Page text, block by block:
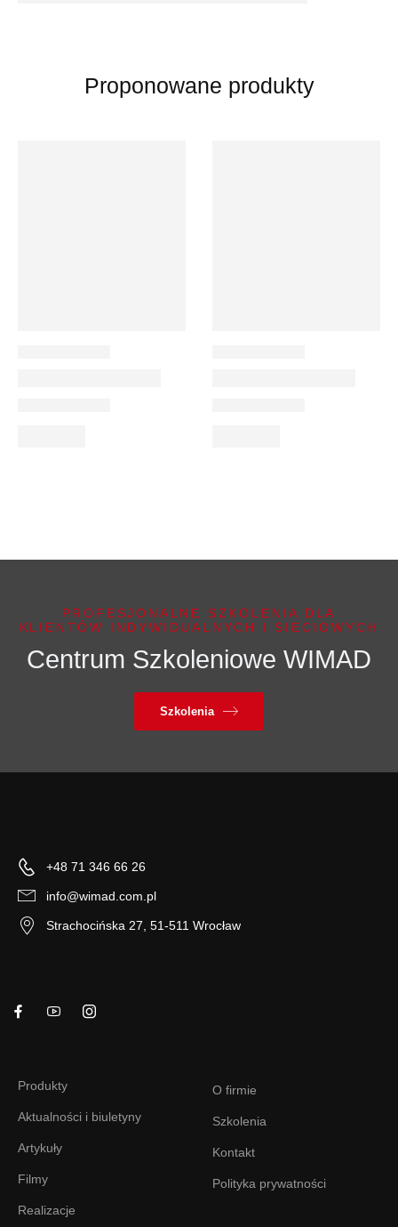
Proponowane produkty
PROFESJONALNE SZKOLENIA DLA
KLIENTÓW INDYWIDUALNYCH I SIECIOWYCH
Centrum Szkoleniowe WIMAD
Szkolenia
+48 71 346 66 26
info@wimad.com.pl
Strachocińska 27, 51-511 Wrocław
Produkty
Aktualności i biuletyny
Artykuły
Filmy
Realizacje
O firmie
Szkolenia
Kontakt
Polityka prywatności